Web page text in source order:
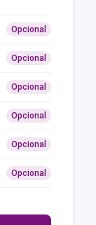
Opcional
Opcional
Opcional
Opcional
Opcional
Opcional